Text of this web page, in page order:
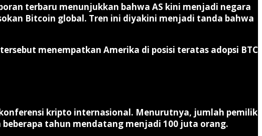
terbaru menunjukkan bahwa AS kini menjadi negara
Bitcoin global. Tren ini diyakini menjadi tanda bahwa
menempatkan Amerika di posisi teratas adopsi BTC
kripto internasional. Menurutnya, jumlah pemilik
tahun mendatang menjadi 100 juta orang.